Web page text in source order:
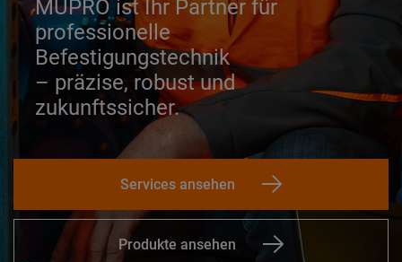
MÜPRO ist Ihr Partner für
professionelle
Befestigungstechnik
– präzise, robust und
zukunftssicher.
Services ansehen
Produkte ansehen